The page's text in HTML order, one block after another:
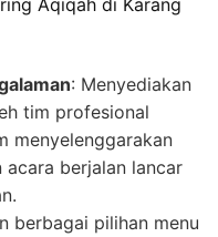
Aqiqah di Karang
: Menyediakan
tim profesional
menyelenggarakan
acara berjalan lancar
berbagai pilihan menu